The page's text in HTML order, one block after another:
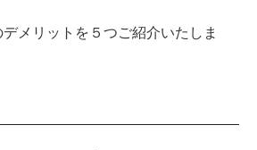
メリットを５つご紹介いたしま